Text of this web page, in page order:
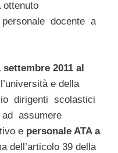
ottenuto
personale docente a
2011 al
e della
dirigenti scolastici
ad assumere
e personale ATA a
dell’articolo 39 della